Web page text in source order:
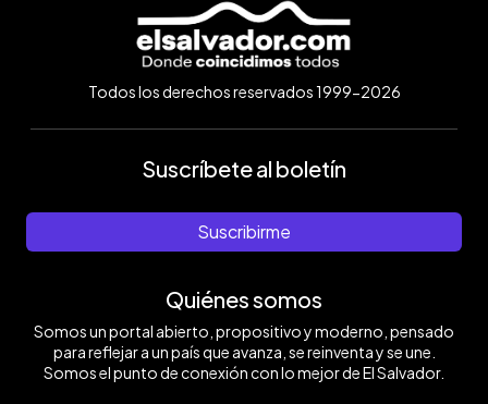
Todos los derechos reservados 1999-2026
Suscríbete al boletín
Suscribirme
Quiénes somos
Somos un portal abierto, propositivo y moderno, pensado
para reflejar a un país que avanza, se reinventa y se une.
Somos el punto de conexión con lo mejor de El Salvador.